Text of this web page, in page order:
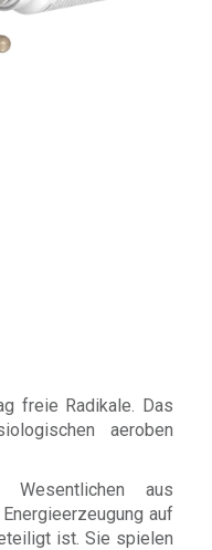
freie Radikale. Das
aeroben
aus
auf
ist. Sie spielen